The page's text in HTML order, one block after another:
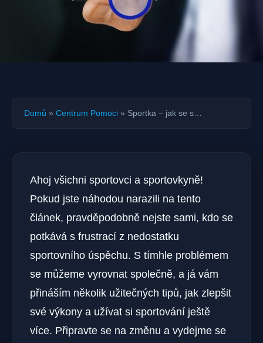
Domů » Centrum Pomoci » Sportka – jak se s…
Ahoj všichni sportovci a sportovkyně!
Pokud jste náhodou narazili na tento
článek, pravděpodobně nejste sami, kdo se
potkává s frustrací z nedostatku
sportovního úspěchu. S tímhle problémem
se můžeme vyrovnat společně, a já vám
přináším několik užitečných tipů, jak zlepšit
své výkony a užívat si sportování ještě
více. Připravte se na změnu a vydejme se